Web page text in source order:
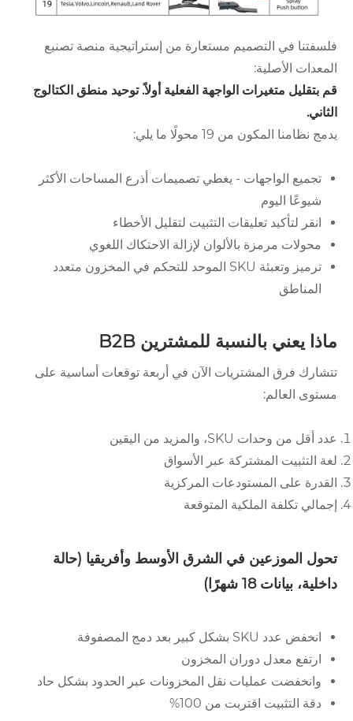
فلسفتنا في التصميم مستعارة من إستراتيجية منصة تصنيع
المعدات الأصلية:
قم بتقليل متغيرات الواجهة الفعلية أولاً. توحيد منطق الكتالوج
الثاني.
يدمج نظامنا المكون من 19 محولًا ما يلي:
تجميع الواجهات - يغطي تصميمات أذرع المساحات الأكثر
شيوعًا اليوم
انقر لتأكيد تعليقات التثبيت لتقليل الأخطاء
محولات مرمزة بالألوان لإزالة الاحتكاك اللغوي
ترميز وتعبئة SKU الموحد للتحكم في المخزون متعدد
المناطق
ماذا يعني بالنسبة للمشترين B2B
تتشارك فرق المشتريات الآن في أربعة توقعات أساسية على
مستوى العالم:
عدد أقل من وحدات SKU، والمزيد من اليقين
لغة التثبيت المشتركة عبر الأسواق
القدرة على المستودعات المركزية
إجمالي تكلفة الملكية المتوقعة
تحول الموزعين في الشرق الأوسط وأفريقيا (حالة
داخلية، بيانات 18 شهرًا)
انخفض عدد SKU بشكل كبير بعد دمج المصفوفة
ارتفع معدل دوران المخزون
وانخفضت عمليات نقل المخزونات عبر الحدود بشكل حاد
دقة التثبيت اقتربت من 100%